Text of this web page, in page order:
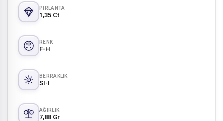
PIRLANTA
1,35 Ct
RENK
F-H
BERRAKLIK
SI-I
AĞIRLIK
7,88 Gr